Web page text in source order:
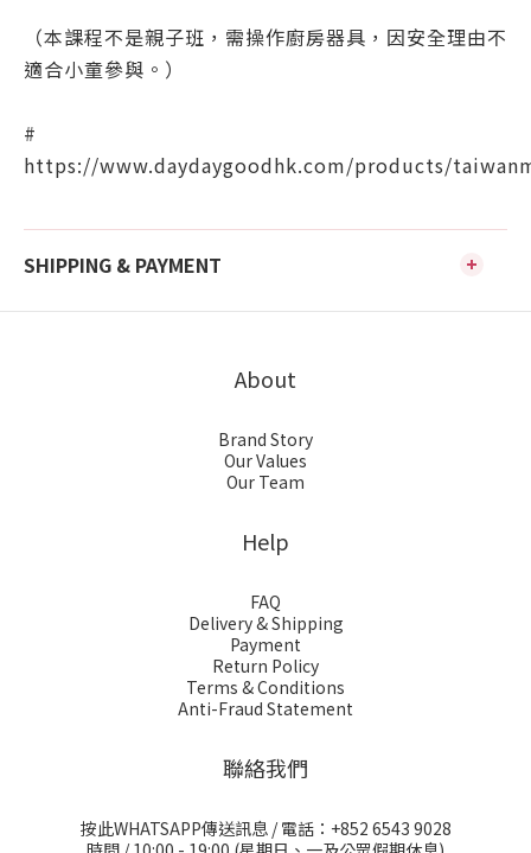
（本課程不是親子班，需操作廚房器具，因安全理由不
適合小童參與。）
#
https://www.daydaygoodhk.com/products/
SHIPPING & PAYMENT
About
Brand Story
Our Values
Our Team
Help
FAQ
Delivery & Shipping
Payment
Return Policy
Terms & Conditions
Anti-Fraud Statement
聯絡我們
按此WHATSAPP傳送訊息/ 電話：+852 6543 9028